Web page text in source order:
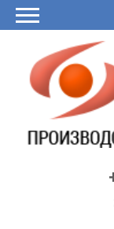
Главная
О
Продукция
Медная
Шина медная
Медный
Медная лента
Медная
Медный
Медная
Медная
Медный
Медные
Медный
Медный
Заявка
лайн
Калькулятор
LME
ЦБ
Статьи
Договор
Контакты
Черный
список